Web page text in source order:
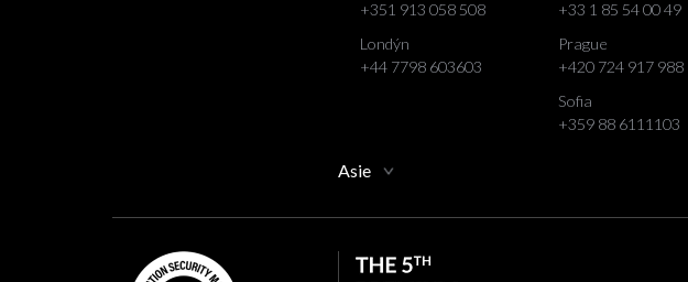
+351 913 058 508
Londýn
+44 7798 603603
+33 1 85 54 00 49
Prague
+420 724 917 988
Sofia
+359 88 6111103
Asie